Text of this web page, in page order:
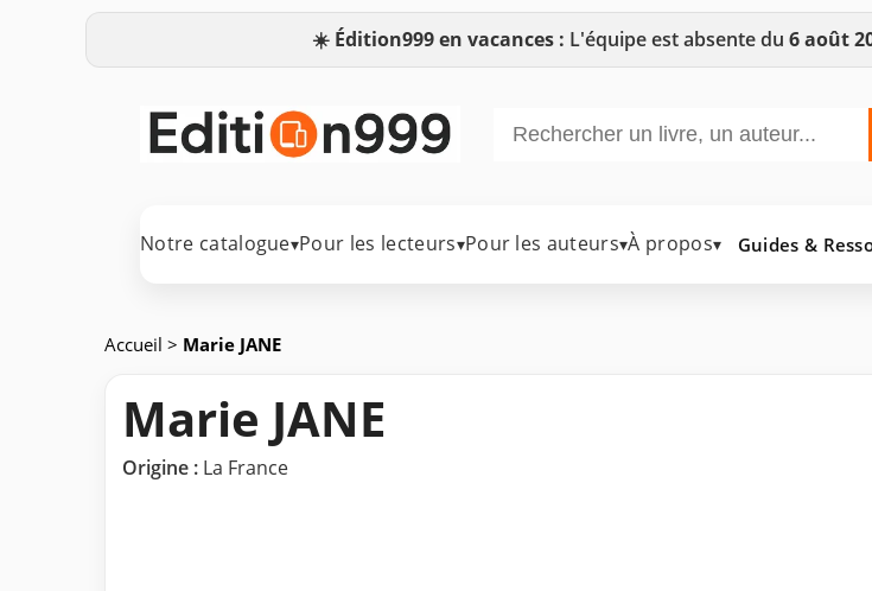
☀️ Édition999 en vacances : L'équipe est absente du 6 août
Notre catalogue▾Pour les lecteurs▾Pour les auteurs▾À propos▾ Guides &
Accueil > Marie JANE
Marie JANE
Origine : La France